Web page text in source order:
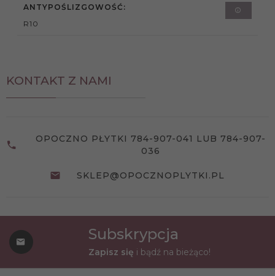
ANTYPOŚLIZGOWOŚĆ:
R10
KONTAKT Z NAMI
OPOCZNO PŁYTKI 784-907-041 LUB 784-907-
036
SKLEP@OPOCZNOPLYTKI.PL
Subskrypcja
Zapisz się i bądź na bieżąco!